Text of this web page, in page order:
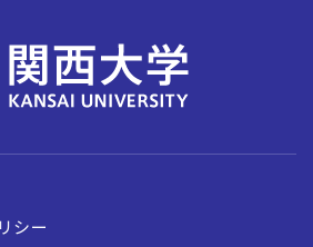
シー